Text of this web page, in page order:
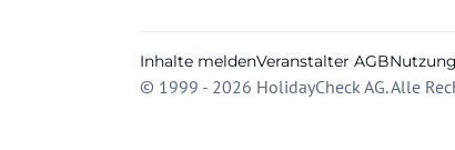
Inhalte meldenVeranstalter AGB
© 1999 - 2026 HolidayCheck AG. Alle